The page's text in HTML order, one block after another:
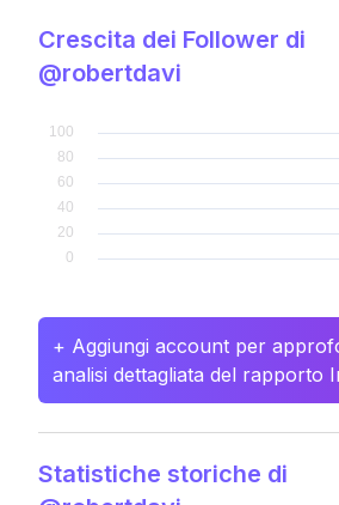
Crescita dei Follower di
@robertdavi
+ Aggiungi account per
analisi dettagliata del rapporto
Statistiche storiche di